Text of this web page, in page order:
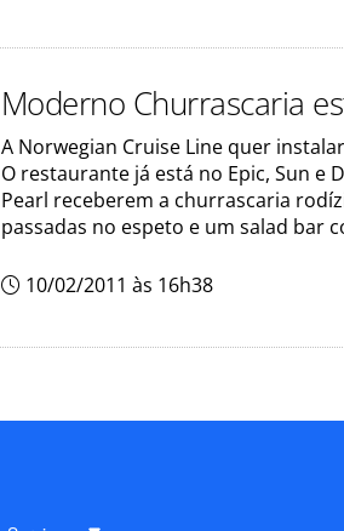
Moderno Churrascaria
A Norwegian Cruise Line quer
O restaurante já está no Epic, Sun e
Pearl receberem a churrascaria
passadas no espeto e um salad bar
10/02/2011 às 16h38